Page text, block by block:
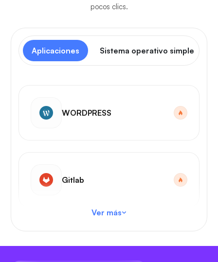
pocos clics.
Aplicaciones Sistema operativo simple
WORDPRESS
Gitlab
Código VS
Ver más